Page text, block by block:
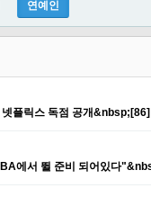
연예인
플릭스 독점 공개&nbsp;[86]
에서 뛸 준비 되어있다